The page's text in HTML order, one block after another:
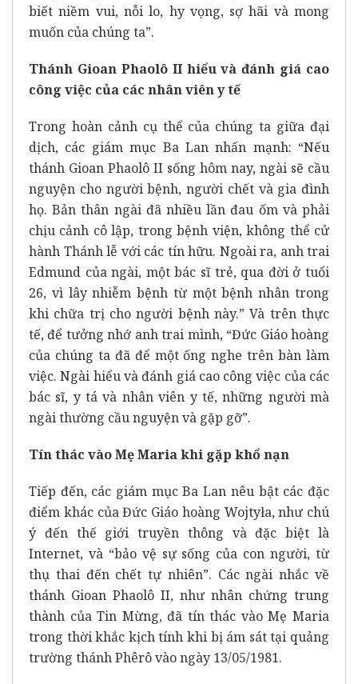
biết niềm vui, nỗi lo, hy vọng, sợ hãi và mong
muốn của chúng ta”.
Thánh Gioan Phaolô II hiểu và đánh giá cao
công việc của các nhân viên y tế
Trong hoàn cảnh cụ thể của chúng ta giữa đại
dịch, các giám mục Ba Lan nhấn mạnh: “Nếu
thánh Gioan Phaolô II sống hôm nay, ngài sẽ cầu
nguyện cho người bệnh, người chết và gia đình
họ. Bản thân ngài đã nhiều lần đau ốm và phải
chịu cảnh cô lập, trong bệnh viện, không thể cử
hành Thánh lễ với các tín hữu. Ngoài ra, anh trai
Edmund của ngài, một bác sĩ trẻ, qua đời ở tuổi
26, vì lây nhiễm bệnh từ một bệnh nhân trong
khi chữa trị cho người bệnh này.” Và trên thực
tế, để tưởng nhớ anh trai mình, “Đức Giáo hoàng
của chúng ta đã để một ống nghe trên bàn làm
việc. Ngài hiểu và đánh giá cao công việc của các
bác sĩ, y tá và nhân viên y tế, những người mà
ngài thường cầu nguyện và gặp gỡ”.
Tín thác vào Mẹ Maria khi gặp khổ nạn
Tiếp đến, các giám mục Ba Lan nêu bật các đặc
điểm khác của Đức Giáo hoàng Wojtyła, như chú
ý đến thế giới truyền thông và đặc biệt là
Internet, và “bảo vệ sự sống của con người, từ
thụ thai đến chết tự nhiên”. Các ngài nhắc về
thánh Gioan Phaolô II, như nhân chứng trung
thành của Tin Mừng, đã tín thác vào Mẹ Maria
trong thời khắc kịch tính khi bị ám sát tại quảng
trường thánh Phêrô vào ngày 13/05/1981.